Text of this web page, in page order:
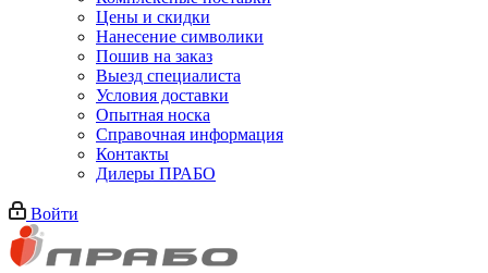
Цены и скидки
Нанесение символики
Пошив на заказ
Выезд специалиста
Условия доставки
Опытная носка
Справочная информация
Контакты
Дилеры ПРАБО
Войти